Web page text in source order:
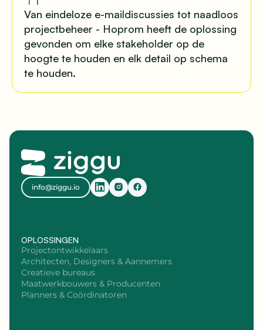
Van eindeloze e-maildiscussies tot naadloos
projectbeheer - Hoprom heeft de oplossing
gevonden om elke stakeholder op de
hoogte te houden en elk detail op schema
te houden.
info@ziggu.io
OPLOSSINGEN
Projectontwikkelaars
Architecten, Designers & Aannemers
Creatieve bureaus
Maatwerkbouwers & Producenten
Planners & Coördinatoren